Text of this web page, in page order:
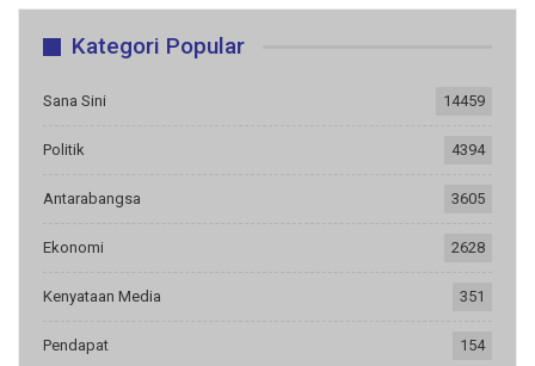
Kategori Popular
Sana Sini 14459
Politik 4394
Antarabangsa 3605
Ekonomi 2628
Kenyataan Media 351
Pendapat 154